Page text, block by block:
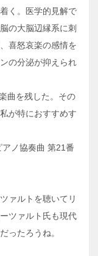
く。医学的見解で
の大脳辺縁系に刺
喜怒哀楽の感情を
の分泌が抑えられ
曲を残した。その
が特におすすめす
ノ協奏曲 第21番
ァルトを聴いてリ
ツァルト氏も現代
ったろうね。